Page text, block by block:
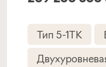
Тип 5-1TK